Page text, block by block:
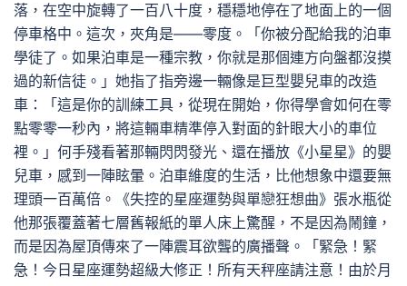
落，在空中旋轉了一百八十度，穩穩地停在了地面上的一個
停車格中。這次，夾角是——零度。「你被分配給我的泊車
學徒了。如果泊車是一種宗教，你就是那個連方向盤都沒摸
過的新信徒。」她指了指旁邊一輛像是巨型嬰兒車的改造
車：「這是你的訓練工具，從現在開始，你得學會如何在零
點零零一秒內，將這輛車精準停入對面的針眼大小的車位
裡。」何手殘看著那輛閃閃發光、還在播放《小星星》的嬰
兒車，感到一陣眩暈。泊車維度的生活，比他想象中還要無
理頭一百萬倍。《失控的星座運勢與單戀狂想曲》張水瓶從
他那張覆蓋著七層舊報紙的單人床上驚醒，不是因為鬧鐘，
而是因為屋頂傳來了一陣震耳欲聾的廣播聲。「緊急！緊
急！今日星座運勢超級大修正！所有天秤座請注意！由於月